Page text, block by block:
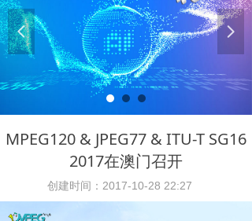
넳 넲
MPEG120 & JPEG77 & ITU-T SG16
2017在澳门召开
创建时间： 2017-10-28 22:27